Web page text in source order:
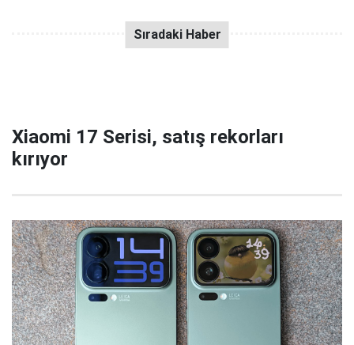
Xiaomi 17 Serisi, satış rekorları
kırıyor